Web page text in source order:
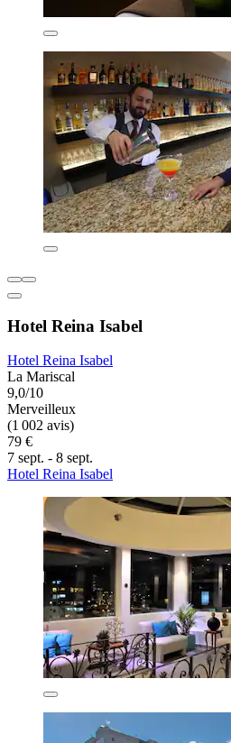
Hotel Reina Isabel
Hotel Reina Isabel
La Mariscal
9,0/10
Merveilleux
(1 002 avis)
79 €
7 sept. - 8 sept.
Hotel Reina Isabel